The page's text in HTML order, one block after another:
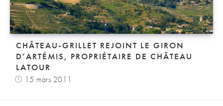
CHÂTEAU-GRILLET REJOINT LE GIRON
D’ARTÉMIS, PROPRIÉTAIRE DE CHÂTEAU
LATOUR
15 mars 2011